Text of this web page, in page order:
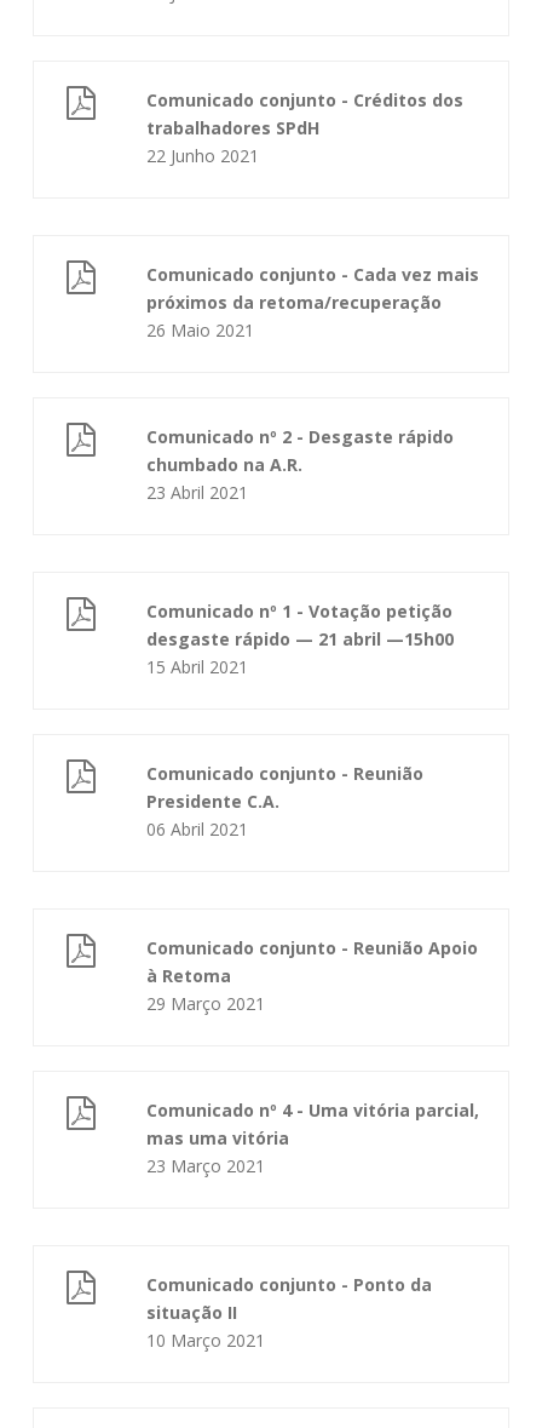
Comunicado conjunto - Créditos dos
trabalhadores SPdH
22 Junho 2021
Comunicado conjunto - Cada vez mais
próximos da retoma/recuperação
26 Maio 2021
Comunicado nº 2 - Desgaste rápido
chumbado na A.R.
23 Abril 2021
Comunicado nº 1 - Votação petição
desgaste rápido — 21 abril —15h00
15 Abril 2021
Comunicado conjunto - Reunião
Presidente C.A.
06 Abril 2021
Comunicado conjunto - Reunião Apoio
à Retoma
29 Março 2021
Comunicado nº 4 - Uma vitória parcial,
mas uma vitória
23 Março 2021
Comunicado conjunto - Ponto da
situação II
10 Março 2021